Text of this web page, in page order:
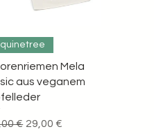
Schnellansicht
Mela
aus veganem
€ Sale-Preis
29,00 €